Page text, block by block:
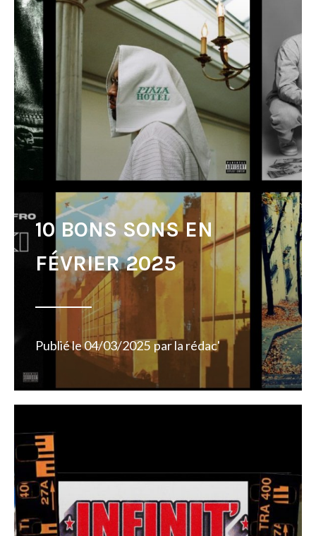
10 BONS SONS EN
FÉVRIER 2025
Publié le04/03/2025 parla rédac'